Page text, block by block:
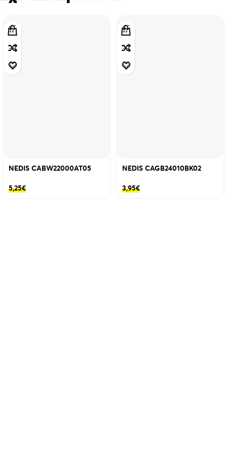
NEDIS CABW22000AT05
5,25€
NEDIS CAGB24010BK02
3,95€